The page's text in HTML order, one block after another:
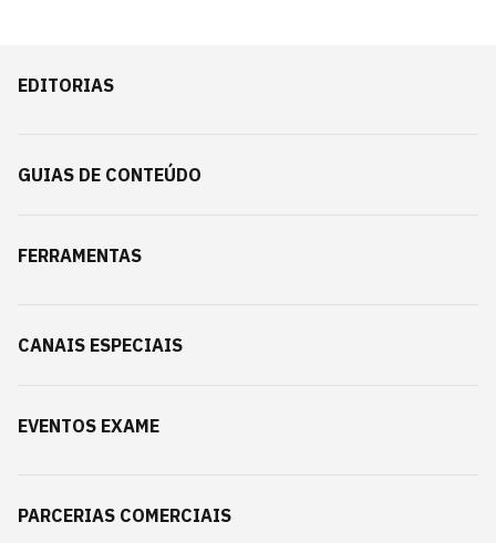
EDITORIAS
GUIAS DE CONTEÚDO
FERRAMENTAS
CANAIS ESPECIAIS
EVENTOS EXAME
PARCERIAS COMERCIAIS